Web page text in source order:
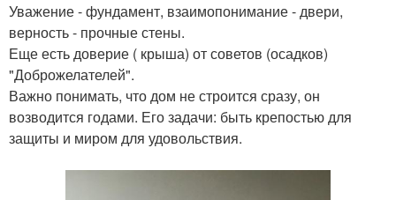
Уважение - фундамент, взаимопонимание - двери,
верность - прочные стены.
Еще есть доверие ( крыша) от советов (осадков)
"Доброжелателей".
Важно понимать, что дом не строится сразу, он
возводится годами. Его задачи: быть крепостью для
защиты и миром для удовольствия.